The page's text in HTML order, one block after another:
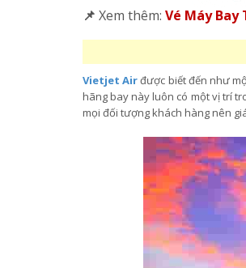
📌 Xem thêm: Vé Máy
Vietjet Airđược biết đến như
hãng bay này luôn có một vị trí
mọi đối tượng khách hàng nên